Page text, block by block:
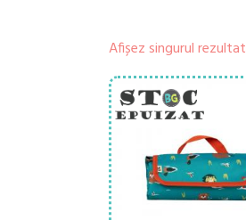
Afișez singurul rezultat